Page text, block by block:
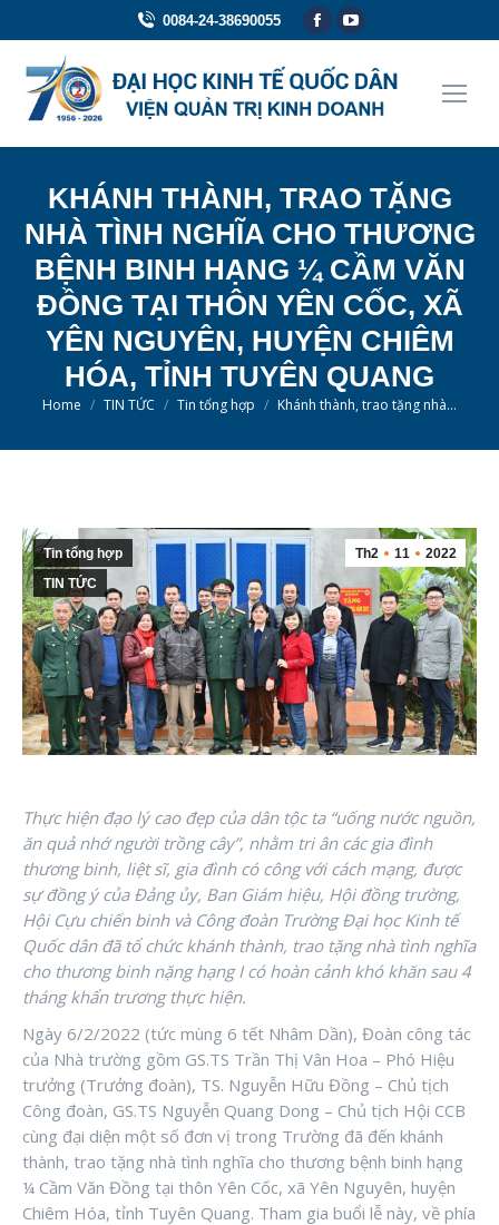
0084-24-38690055
Facebook
opens
in
YouTube
opens
in
KHÁNH THÀNH, TRAO TẶNG
NHÀ TÌNH NGHĨA CHO THƯƠNG
BỆNH BINH HẠNG ¼ CẦM VĂN
ĐỒNG TẠI THÔN YÊN CỐC, XÃ
YÊN NGUYÊN, HUYỆN CHIÊM
HÓA, TỈNH TUYÊN QUANG
You are here:
Home TIN TỨC Tin tổng hợp Khánh thành, trao tặng nhà…
Th2 11 2022
Tin tổng hợp
TIN TỨC
Thực hiện đạo lý cao đẹp của dân tộc ta “uống nước nguồn,
ăn quả nhớ người trồng cây”, nhằm tri ân các gia đình
thương binh, liệt sĩ, gia đình có công với cách mạng, được
sự đồng ý của Đảng ủy, Ban Giám hiệu, Hội đồng trường,
Hội Cựu chiến binh và Công đoàn Trường Đại học Kinh tế
Quốc dân đã tổ chức khánh thành, trao tặng nhà tình nghĩa
cho thương binh nặng hạng I có hoàn cảnh khó khăn sau 4
tháng khẩn trương thực hiện.
Ngày 6/2/2022 (tức mùng 6 tết Nhâm Dần), Đoàn công tác
của Nhà trường gồm GS.TS Trần Thị Vân Hoa – Phó Hiệu
trưởng (Trưởng đoàn), TS. Nguyễn Hữu Đồng – Chủ tịch
Công đoàn, GS.TS Nguyễn Quang Dong – Chủ tịch Hội CCB
cùng đại diện một số đơn vị trong Trường đã đến khánh
thành, trao tặng nhà tình nghĩa cho thương bệnh binh hạng
¼ Cầm Văn Đồng tại thôn Yên Cốc, xã Yên Nguyên, huyện
Chiêm Hóa, tỉnh Tuyên Quang. Tham gia buổi lễ này, về phía